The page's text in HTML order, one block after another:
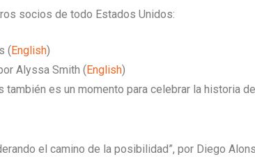
socios de todo Estados Unidos:
(English)
Alyssa Smith (English)
también es un momento para celebrar la historia
el camino de la posibilidad”, por Diego